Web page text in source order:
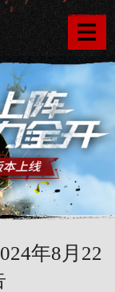
年8月22